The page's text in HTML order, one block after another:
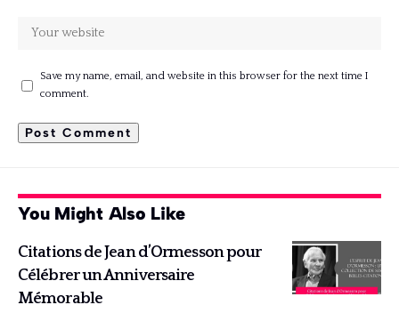
Save my name, email, and website in this browser for the next time I
comment.
You Might Also Like
Citations de Jean d’Ormesson pour
Célébrer un Anniversaire
Mémorable